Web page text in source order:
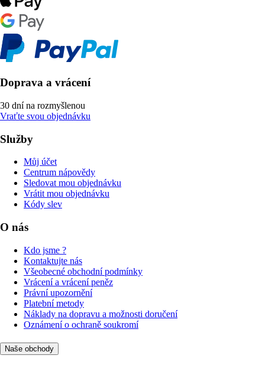
Doprava a vrácení
30 dní na rozmyšlenou
Vraťte svou objednávku
Služby
Můj účet
Centrum nápovědy
Sledovat mou objednávku
Vrátit mou objednávku
Kódy slev
O nás
Kdo jsme ?
Kontaktujte nás
Všeobecné obchodní podmínky
Vrácení a vrácení peněz
Právní upozornění
Platební metody
Náklady na dopravu a možnosti doručení
Oznámení o ochraně soukromí
Naše obchody